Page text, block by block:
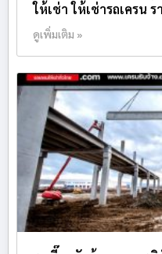
ให้เช่า ให้เช่ารถเครน ร
ดูเพิ่มเติม »